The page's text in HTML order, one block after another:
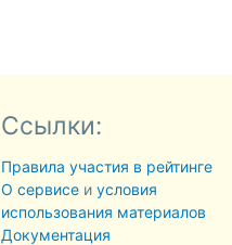
Ссылки:
Правила участия в рейтинге
О сервисеи условия
использования материалов
Документация